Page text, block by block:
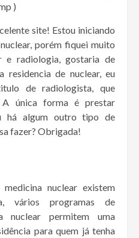
)
site! Estou iniciando
porém fiquei muito
e radiologia, gostaria de
residencia de nuclear, eu
de radiologista, que
A única forma é prestar
há algum outro tipo de
fazer? Obrigada!
nuclear existem
vários programas de
nuclear permitem uma
para quem já tenha